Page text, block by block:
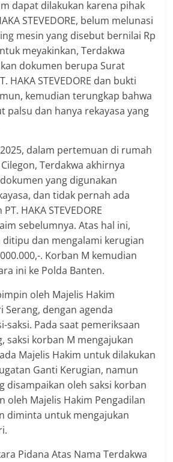
dapat dilakukan karena pihak
STEVEDORE, belum melunasi
mesin yang disebut bernilai Rp
meyakinkan, Terdakwa
dokumen berupa Surat
HAKA STEVEDORE dan bukti
kemudian terungkap bahwa
palsu dan hanya rekayasa yang
dalam pertemuan di rumah
Terdakwa akhirnya
yang digunakan
dan tidak pernah ada
HAKA STEVEDORE
sebelumnya. Atas hal ini,
dan mengalami kerugian
. Korban M kemudian
ini ke Polda Banten.
oleh Majelis Hakim
Serang, dengan agenda
saksi. Pada saat pemeriksaan
saksi korban M mengajukan
Majelis Hakim untuk dilakukan
Ganti Kerugian, namun
disampaikan oleh saksi korban
oleh Majelis Hakim Pengadilan
diminta untuk mengajukan
Pidana Atas Nama Terdakwa